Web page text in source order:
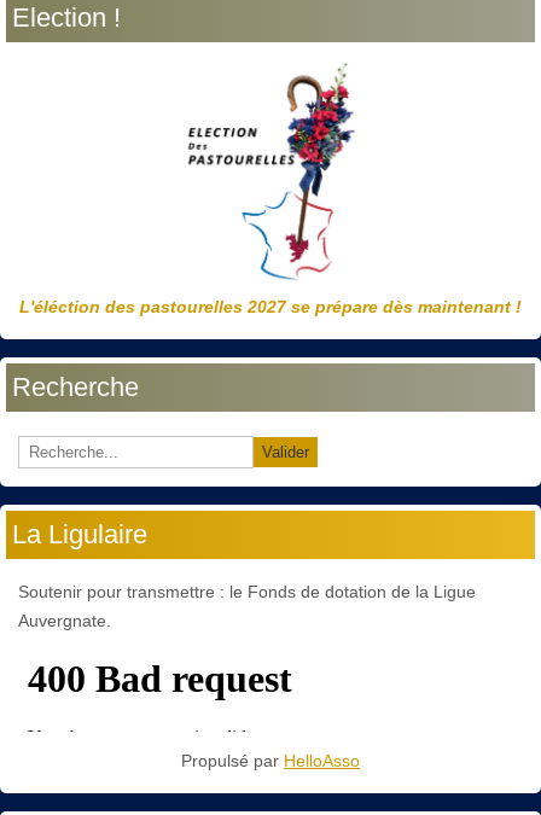
Election !
L'éléction des pastourelles 2027 se prépare dès maintenant !
Recherche
Valider
La Ligulaire
Soutenir pour transmettre : le Fonds de dotation de la Ligue
Auvergnate.
Propulsé par HelloAsso